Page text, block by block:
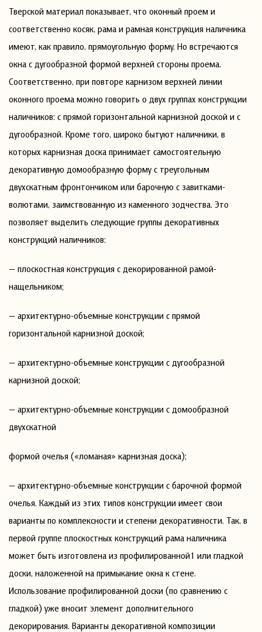
Тверской материал показывает, что оконный проем и
соответственно косяк, рама и рамная конструкция наличника
имеют, как правило, прямоугольную форму. Но встречаются
окна с дугообразной формой верхней стороны проема.
Соответственно, при повторе карнизом верхней линии
оконного проема можно говорить о двух группах конструкции
наличников: с прямой горизонтальной карнизной доской и с
дугообразной. Кроме того, широко бытуют наличники, в
которых карнизная доска принимает самостоятельную
декоративную домообразную форму с треугольным
двухскатным фронтончиком или барочную с завитками-
волютами, заимствованную из каменного зодчества. Это
позволяет выделить следующие группы декоративных
конструкций наличников:
— плоскостная конструкция с декорированной рамой-
нащельником;
— архитектурно-объемные конструкции с прямой
горизонтальной карнизной доской;
— архитектурно-объемные конструкции с дугообразной
карнизной доской;
— архитектурно-объемные конструкции с домообразной
двухскатной
формой очелья («ломаная» карнизная доска);
— архитектурно-объемные конструкции с барочной формой
очелья. Каждый из этих типов конструкции имеет свои
варианты по комплексности и степени декоративности. Так, в
первой группе плоскостных конструкций рама наличника
может быть изготовлена из профилированной1 или гладкой
доски, наложенной на примыкание окна к стене.
Использование профилированной доски (по сравнению с
гладкой) уже вносит элемент дополнительного
декорирования. Варианты декоративной композиции